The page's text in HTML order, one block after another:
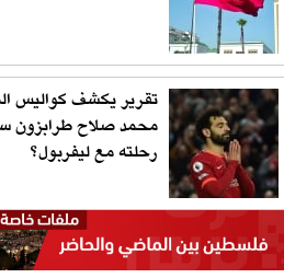
تقرير يكشف كواليس
محمد صلاح طرابزون
رحلته مع ليفربول؟